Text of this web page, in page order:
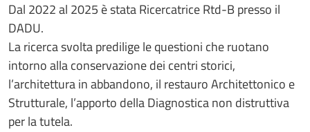
Dal 2022 al 2025 è stata Ricercatrice Rtd-B presso il
DADU.
La ricerca svolta predilige le questioni che ruotano
intorno alla conservazione dei centri storici,
l’architettura in abbandono, il restauro Architettonico e
Strutturale, l’apporto della Diagnostica non distruttiva
per la tutela.